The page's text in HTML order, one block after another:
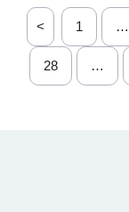
< 1 …
28 …